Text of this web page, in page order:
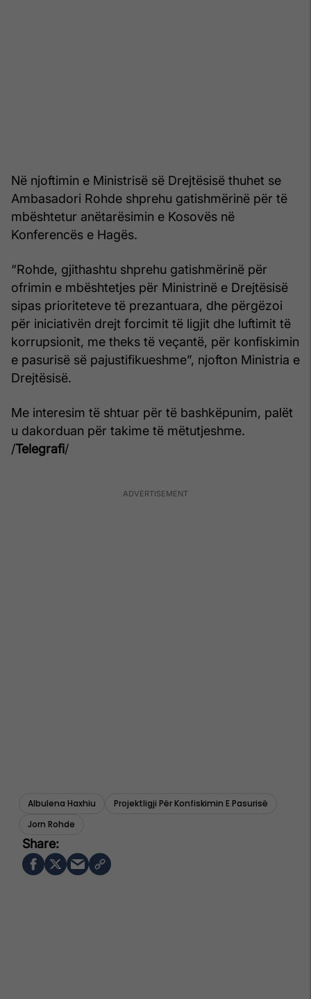
Në njoftimin e Ministrisë së Drejtësisë thuhet se
Ambasadori Rohde shprehu gatishmërinë për të
mbështetur anëtarësimin e Kosovës në
Konferencës e Hagës.
“Rohde, gjithashtu shprehu gatishmërinë për
ofrimin e mbështetjes për Ministrinë e Drejtësisë
sipas prioriteteve të prezantuara, dhe përgëzoi
për iniciativën drejt forcimit të ligjit dhe luftimit të
korrupsionit, me theks të veçantë, për konfiskimin
e pasurisë së pajustifikueshme”, njofton Ministria e
Drejtësisë.
Me interesim të shtuar për të bashkëpunim, palët
u dakorduan për takime të mëtutjeshme.
/Telegrafi/
Albulena Haxhiu
Projektligji Për Konfiskimin E Pasurisë
Jorn Rohde